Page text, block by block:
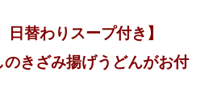
日替わりスープ付き 】
きざみ揚げうどんがお付